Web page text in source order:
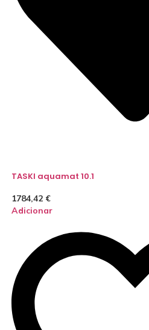
TASKI aquamat 10.1
1784,42 €
Adicionar